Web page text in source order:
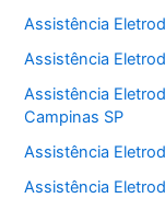
Assistência
Assistência
Assistência
Campinas SP
Assistência
Assistência